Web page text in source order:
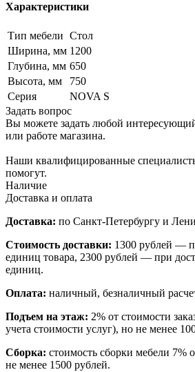
Характеристики
Тип мебели Стол
Ширина, мм 1200
Глубина, мм 650
Высота, мм
750
Серия
NOVA S
Задать вопрос
Вы можете задать любой
или работе магазина.
Наши квалифицированные
помогут.
Наличие
Доставка и оплата
Доставка: по Санкт-Петербургу и
Стоимость доставки: 1300 рублей —
единиц товара, 2300 рублей — при
единиц.
Оплата: наличный, безналичный
Подъем на этаж: 2% от стоимости
учета стоимости услуг), но не менее
Сборка: стоимость сборки мебели 7%
не менее 1500 рублей.